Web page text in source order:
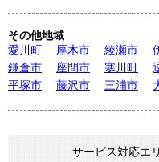
その他地域
愛川町
厚木市 綾瀬市
鎌倉市
座間市 寒川町
平塚市
藤沢市 三浦市
サービス対応エ